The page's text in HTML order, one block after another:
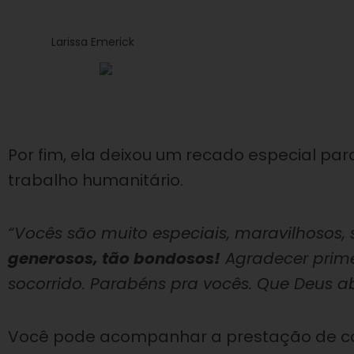
Larissa Emerick
Por fim, ela deixou um recado especial
trabalho humanitário.
“Vocês são muito especiais, maravilhosos,
generosos, tão bondosos! Agradecer
socorrido. Parabéns pra vocês. Que Deus
Você pode acompanhar a prestação de